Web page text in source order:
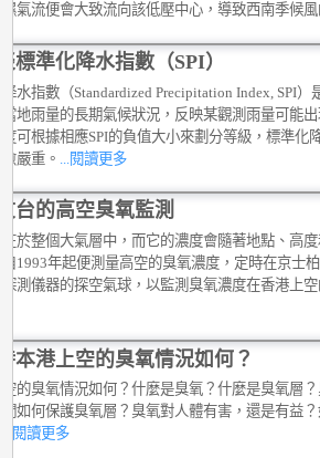
氣流便會大致流向該低壓中心，導致西南季候風
標準化降水指數（SPI）
水指數（Standardized Precipitation Index, SPI）
地雨量的長期氣候狀況，反映某觀測雨量可能
可根據相應SPI的負值大小來劃分等級，標準化
嚴重。
...閱讀更多
台的高空臭氧監測
於整個大氣層中，而它的濃度會隨著地點、高度
1993年起便測量高空的臭氧濃度，定時在京士
測儀器的探空氣球，以監測臭氧濃度在香港上空
本港上空的臭氧情況如何？
的臭氧情況如何？什麼是臭氧？什麼是臭氧層
如何保護臭氧層？臭氧對人體有害，還是有益
...閱讀更多